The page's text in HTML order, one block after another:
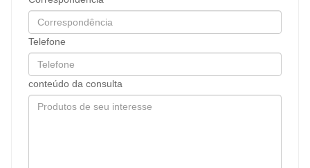
Telefone
conteúdo da consulta